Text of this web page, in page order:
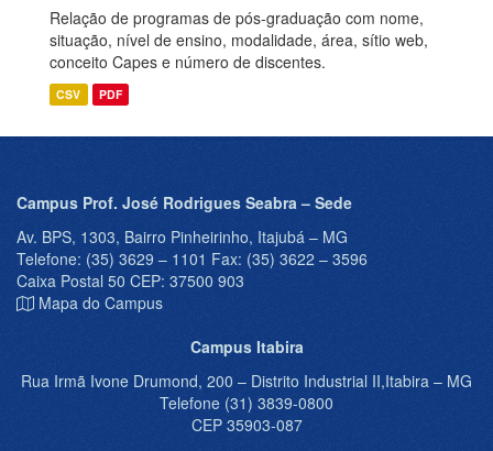
Relação de programas de pós-graduação com nome,
situação, nível de ensino, modalidade, área, sítio web,
conceito Capes e número de discentes.
CSV PDF
Campus Prof. José Rodrigues Seabra – Sede
Av. BPS, 1303, Bairro Pinheirinho, Itajubá – MG
Telefone: (35) 3629 – 1101 Fax: (35) 3622 – 3596
Caixa Postal 50 CEP: 37500 903
Mapa do Campus
Campus Itabira
Rua Irmã Ivone Drumond, 200 – Distrito Industrial II,Itabira – MG
Telefone (31) 3839-0800
CEP 35903-087